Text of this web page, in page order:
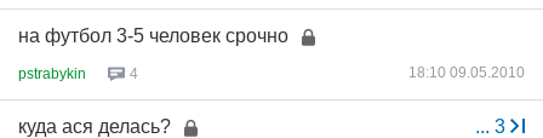
на футбол 3-5 человек срочно
pstrabykin 4 18:10 09.05.2010
... 3
куда ася делась?